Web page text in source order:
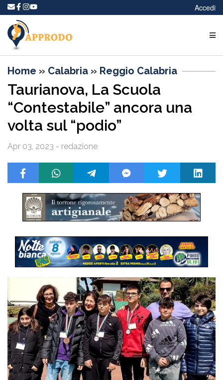
Accedi
Home » Calabria » Reggio Calabria
Taurianova, La Scuola
“Contestabile” ancora una
volta sul “podio”
Apr 03, 2023 - redazione